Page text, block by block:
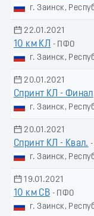
г. Заинск,
22.01.2021
10 км КЛ
- ПФО
г. Заинск,
20.01.2021
Спринт КЛ - Финал
г. Заинск,
20.01.2021
Спринт КЛ - Квал.
г. Заинск,
19.01.2021
10 км СВ - ПФО
г. Заинск,